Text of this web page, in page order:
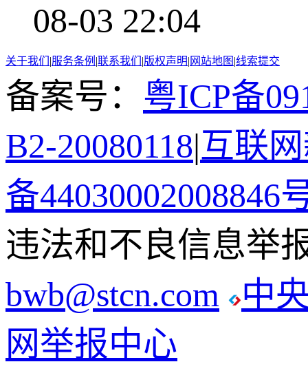
08-03 22:04
关于我们 |服务条例 |联系我们 |版权声明| 网站地图 |线索提交
备案号： 粤ICP备
B2-20080118|互联
备44030002008846
违法和不良信息举
bwb@stcn.com
中
网举报中心